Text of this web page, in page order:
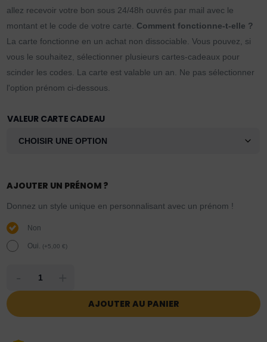
allez recevoir votre bon sous 24/48h ouvrés par mail avec le
montant et le code de votre carte. Comment fonctionne-t-elle ?
La carte fonctionne en un achat non dissociable. Vous pouvez, si
vous le souhaitez, sélectionner plusieurs cartes-cadeaux pour
scinder les codes. La carte est valable un an. Ne pas sélectionner
l'option prénom ci-dessous.
VALEUR CARTE CADEAU
AJOUTER UN PRÉNOM ?
Donnez un style unique en personnalisant avec un prénom !
Non
Oui. (+5,00€)
AJOUTER AU PANIER